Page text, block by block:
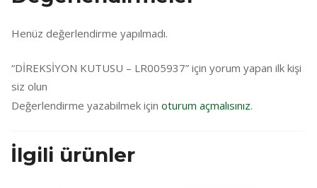
Henüz değerlendirme yapılmadı.
“DİREKSİYON KUTUSU – LR005937” için yorum yapan ilk kişi
siz olun
Değerlendirme yazabilmek için oturum açmalısınız.
İlgili ürünler